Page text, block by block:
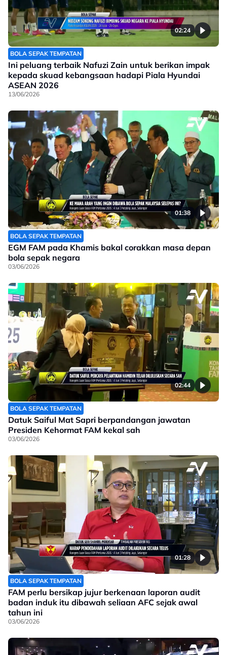
02:24
BOLA SEPAK TEMPATAN
Ini peluang terbaik Nafuzi Zain untuk berikan impak
kepada skuad kebangsaan hadapi Piala Hyundai
ASEAN 2026
13/06/2026
01:38
BOLA SEPAK TEMPATAN
EGM FAM pada Khamis bakal corakkan masa depan
bola sepak negara
03/06/2026
02:44
BOLA SEPAK TEMPATAN
Datuk Saiful Mat Sapri berpandangan jawatan
Presiden Kehormat FAM kekal sah
03/06/2026
01:28
BOLA SEPAK TEMPATAN
FAM perlu bersikap jujur berkenaan laporan audit
badan induk itu dibawah seliaan AFC sejak awal
tahun ini
03/06/2026